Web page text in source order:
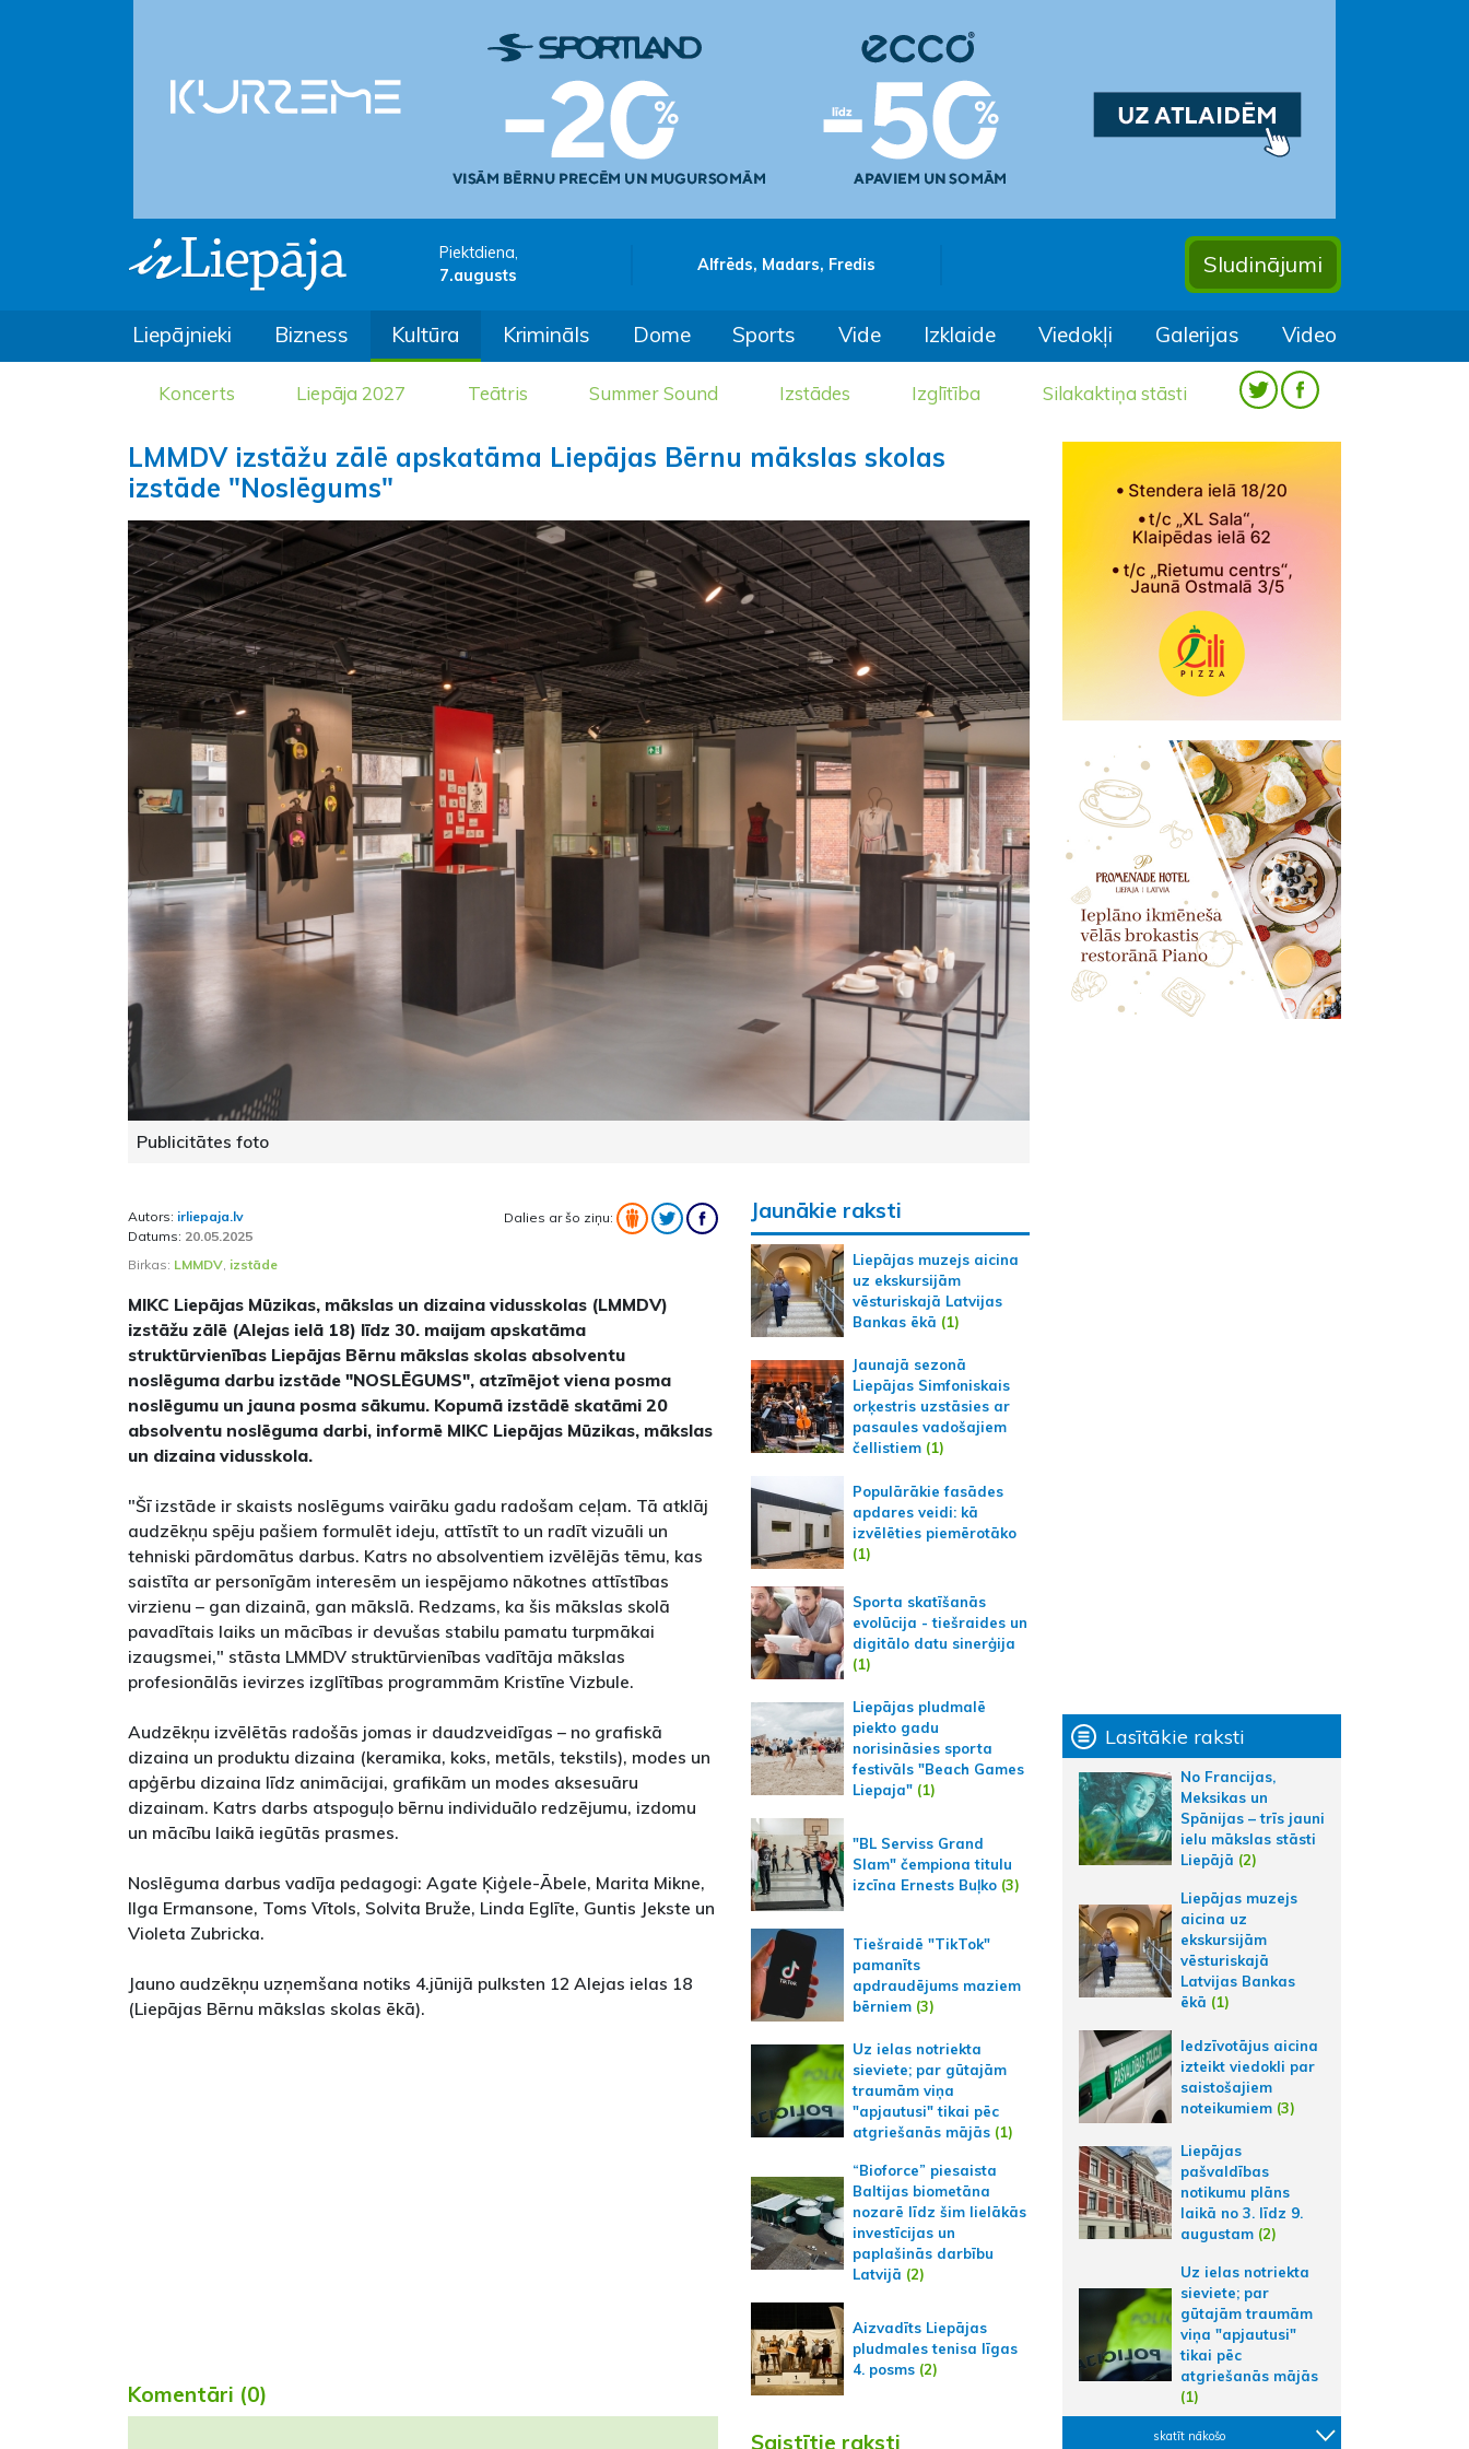
Piektdiena,
7.augusts
Alfrēds, Madars, Fredis Sludinājumi
Liepājnieki Bizness Kultūra Krimināls Dome Sports Vide Izklaide Viedokļi Galerijas Video
Koncerts Liepāja 2027 Teātris Summer Sound Izstādes Izglītība Silakaktiņa stāsti
LMMDV izstāžu zālē apskatāma Liepājas Bērnu mākslas skolas
izstāde "Noslēgums"
Publicitātes foto
Autors: irliepaja.lv
Datums: 20.05.2025
Dalies ar šo ziņu:
Birkas: LMMDV, izstāde
MIKC Liepājas Mūzikas, mākslas un dizaina vidusskolas (LMMDV)
izstāžu zālē (Alejas ielā 18) līdz 30. maijam apskatāma
struktūrvienības Liepājas Bērnu mākslas skolas absolventu
noslēguma darbu izstāde "NOSLĒGUMS", atzīmējot viena posma
noslēgumu un jauna posma sākumu. Kopumā izstādē skatāmi 20
absolventu noslēguma darbi, informē MIKC Liepājas Mūzikas, mākslas
un dizaina vidusskola.
"Šī izstāde ir skaists noslēgums vairāku gadu radošam ceļam. Tā atklāj
audzēkņu spēju pašiem formulēt ideju, attīstīt to un radīt vizuāli un
tehniski pārdomātus darbus. Katrs no absolventiem izvēlējās tēmu, kas
saistīta ar personīgām interesēm un iespējamo nākotnes attīstības
virzienu – gan dizainā, gan mākslā. Redzams, ka šis mākslas skolā
pavadītais laiks un mācības ir devušas stabilu pamatu turpmākai
izaugsmei," stāsta LMMDV struktūrvienības vadītāja mākslas
profesionālās ievirzes izglītības programmām Kristīne Vizbule.
Audzēkņu izvēlētās radošās jomas ir daudzveidīgas – no grafiskā
dizaina un produktu dizaina (keramika, koks, metāls, tekstils), modes un
apģērbu dizaina līdz animācijai, grafikām un modes aksesuāru
dizainam. Katrs darbs atspoguļo bērnu individuālo redzējumu, izdomu
un mācību laikā iegūtās prasmes.
Noslēguma darbus vadīja pedagogi: Agate Ķiģele-Ābele, Marita Mikne,
Ilga Ermansone, Toms Vītols, Solvita Bruže, Linda Eglīte, Guntis Jekste un
Violeta Zubricka.
Jauno audzēkņu uzņemšana notiks 4.jūnijā pulksten 12 Alejas ielas 18
(Liepājas Bērnu mākslas skolas ēkā).
Komentāri (0)
Jaunākie raksti
Liepājas muzejs aicina
uz ekskursijām
vēsturiskajā Latvijas
Bankas ēkā (1)
Jaunajā sezonā
Liepājas Simfoniskais
orķestris uzstāsies ar
pasaules vadošajiem
čellistiem(1)
Populārākie fasādes
apdares veidi: kā
izvēlēties piemērotāko
(1)
Sporta skatīšanās
evolūcija - tiešraides un
digitālo datu sinerģija
(1)
Liepājas pludmalē
piekto gadu
norisināsies sporta
festivāls "Beach Games
Liepaja"(1)
"BL Serviss Grand
Slam" čempiona titulu
izcīna Ernests Buļko(3)
Tiešraidē "TikTok"
pamanīts
apdraudējums maziem
bērniem(3)
Uz ielas notriekta
sieviete; par gūtajām
traumām viņa
"apjautusi" tikai pēc
atgriešanās mājās(1)
“Bioforce” piesaista
Baltijas biometāna
nozarē līdz šim lielākās
investīcijas un
paplašinās darbību
Latvijā (2)
Aizvadīts Liepājas
pludmales tenisa līgas
4. posms(2)
Saistītie raksti
Lasītākie raksti
No Francijas,
Meksikas un
Spānijas – trīs jauni
ielu mākslas stāsti
Liepājā (2)
Liepājas muzejs
aicina uz
ekskursijām
vēsturiskajā
Latvijas Bankas
ēkā (1)
Iedzīvotājus aicina
izteikt viedokli par
saistošajiem
noteikumiem (3)
Liepājas
pašvaldības
notikumu plāns
laikā no 3. līdz 9.
augustam (2)
Uz ielas notriekta
sieviete; par
gūtajām traumām
viņa "apjautusi"
tikai pēc
atgriešanās mājās
(1)
skatīt nākošo